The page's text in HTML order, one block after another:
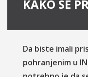
KAKO SE
Da biste imali
pohranjenim u